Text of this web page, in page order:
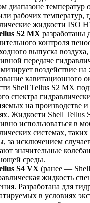
диапазоне
рабочих температур,
жидкости ISO
S2 MX разработаны
контроля
выпуска воздуха,
передаче
воздействие на
кавитационного
Shell Tellus S2 MX
спектра
на производстве
Жидкости Shell Tellus
использоваться в
системах,
за исключением
значительные
среды.
S4 VX (ранее —
жидкость
Разработана для
в условиях